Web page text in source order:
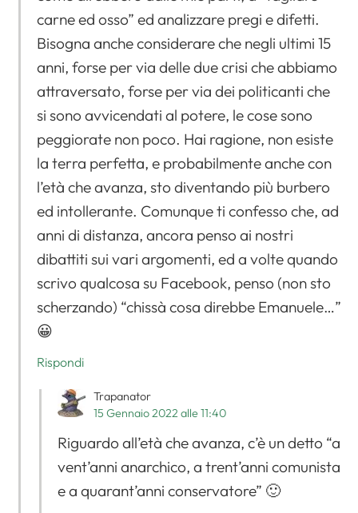
carne ed osso” ed analizzare pregi e difetti.
Bisogna anche considerare che negli ultimi 15
anni, forse per via delle due crisi che abbiamo
attraversato, forse per via dei politicanti che
si sono avvicendati al potere, le cose sono
peggiorate non poco. Hai ragione, non esiste
la terra perfetta, e probabilmente anche con
l’età che avanza, sto diventando più burbero
ed intollerante. Comunque ti confesso che, ad
anni di distanza, ancora penso ai nostri
dibattiti sui vari argomenti, ed a volte quando
scrivo qualcosa su Facebook, penso (non sto
scherzando) “chissà cosa direbbe Emanuele…”
😀
Rispondi
Trapanator
15 Gennaio 2022 alle 11:40
Riguardo all’età che avanza, c’è un detto “a
vent’anni anarchico, a trent’anni comunista
e a quarant’anni conservatore” 🙂